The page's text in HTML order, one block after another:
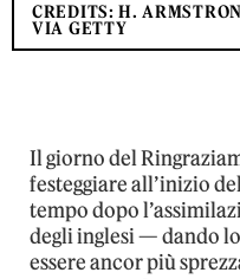
CREDITS: H.
VIA GETTY
Il giorno del
festeggiare all’inizio
tempo dopo
degli inglesi — dando
essere ancor più